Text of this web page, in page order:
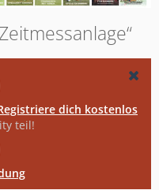
dich kostenlos
teil!